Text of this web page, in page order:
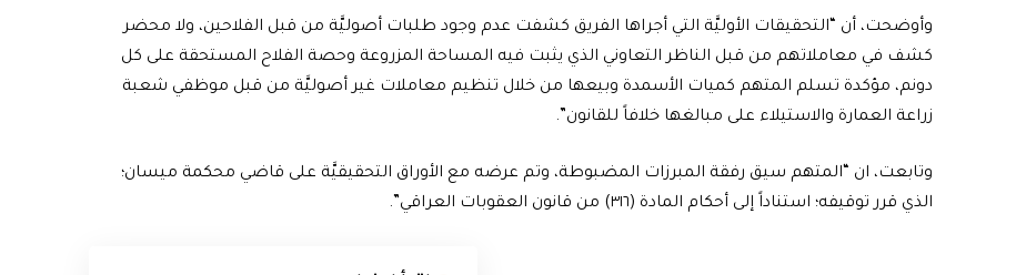
وأوضحت، أن “التحقيقات الأوليَّة التي أجراها الفريق كشفت عدم وجود طلبات أصوليَّة من قبل الفلاحين، ولا محضر
كشف في معاملاتهم من قبل الناظر التعاوني الذي يثبت فيه المساحة المزروعة وحصة الفلاح المستحقة على كل
دونم، مؤكدة تسلم المتهم كميات الأسمدة وبيعها من خلال تنظيم معاملات غير أصوليَّة من قبل موظفي شعبة
زراعة العمارة والاستيلاء على مبالغها خلافاً للقانون”.
وتابعت، ان “المتهم سيق رفقة المبرزات المضبوطة، وتم عرضه مع الأوراق التحقيقيَّة على قاضي محكمة ميسان؛
الذي قرر توقيفه؛ استناداً إلى أحكام المادة (٣١٦) من قانون العقوبات العراقي”.